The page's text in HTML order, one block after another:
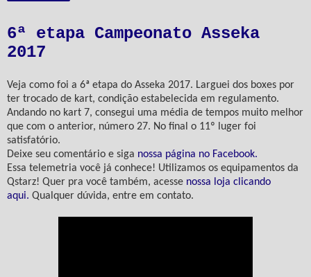
6ª etapa Campeonato Asseka
2017
Veja como foi a 6ª etapa do Asseka 2017. Larguei dos boxes por
ter trocado de kart, condição estabelecida em regulamento.
Andando no kart 7, consegui uma média de tempos muito melhor
que com o anterior, número 27. No final o 11º luger foi
satisfatório.
Deixe seu comentário e siga nossa página no Facebook.
Essa telemetria você já conhece! Utilizamos os equipamentos da
Qstarz! Quer pra você também, acesse nossa loja clicando
aqui. Qualquer dúvida, entre em contato.